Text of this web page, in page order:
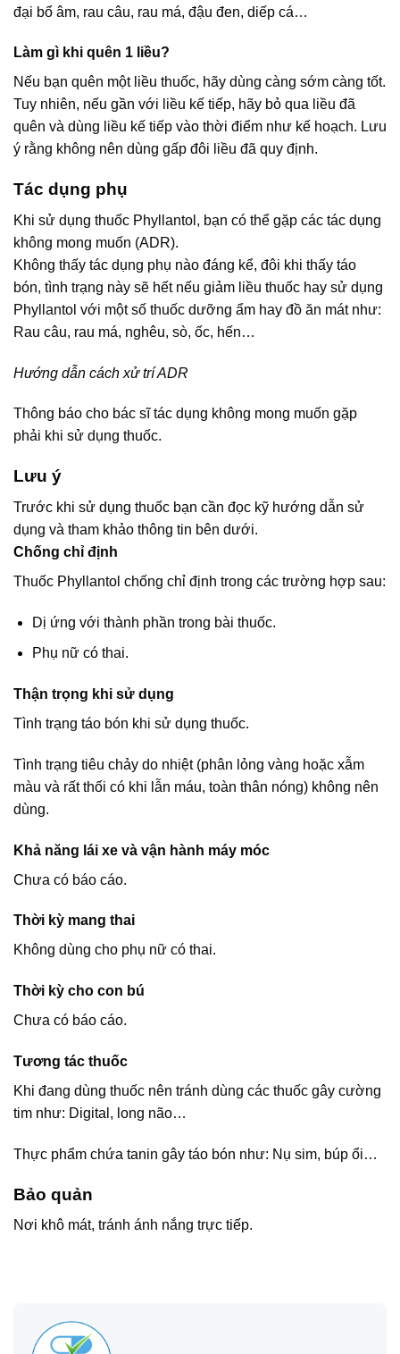
đại bổ âm, rau câu, rau má, đậu đen, diếp cá…
Làm gì khi quên 1 liều?
Nếu bạn quên một liều thuốc, hãy dùng càng sớm càng tốt.
Tuy nhiên, nếu gần với liều kế tiếp, hãy bỏ qua liều đã
quên và dùng liều kế tiếp vào thời điểm như kế hoạch. Lưu
ý rằng không nên dùng gấp đôi liều đã quy định.
Tác dụng phụ
Khi sử dụng thuốc Phyllantol, bạn có thể gặp các tác dụng
không mong muốn (ADR).
Không thấy tác dụng phụ nào đáng kể, đôi khi thấy táo
bón, tình trạng này sẽ hết nếu giảm liều thuốc hay sử dụng
Phyllantol với một số thuốc dưỡng ẩm hay đồ ăn mát như:
Rau câu, rau má, nghêu, sò, ốc, hến…
Hướng dẫn cách xử trí ADR
Thông báo cho bác sĩ tác dụng không mong muốn gặp
phải khi sử dụng thuốc.
Lưu ý
Trước khi sử dụng thuốc bạn cần đọc kỹ hướng dẫn sử
dụng và tham khảo thông tin bên dưới.
Chống chỉ định
Thuốc Phyllantol chống chỉ định trong các trường hợp sau:
Dị ứng với thành phần trong bài thuốc.
Phụ nữ có thai.
Thận trọng khi sử dụng
Tình trạng táo bón khi sử dụng thuốc.
Tình trạng tiêu chảy do nhiệt (phân lỏng vàng hoặc xẫm
màu và rất thối có khi lẫn máu, toàn thân nóng) không nên
dùng.
Khả năng lái xe và vận hành máy móc
Chưa có báo cáo.
Thời kỳ mang thai
Không dùng cho phụ nữ có thai.
Thời kỳ cho con bú
Chưa có báo cáo.
Tương tác thuốc
Khi đang dùng thuốc nên tránh dùng các thuốc gây cường
tim như: Digital, long não…
Thực phẩm chứa tanin gây táo bón như: Nụ sim, búp ổi…
Bảo quản
Nơi khô mát, tránh ánh nắng trực tiếp.